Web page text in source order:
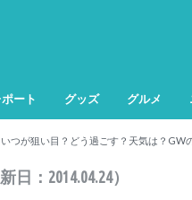
ポート グッズ グルメ
いつが狙い目？どう過ごす？天気は？GW
日： 2014.04.24）